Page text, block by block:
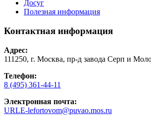
Досуг
Полезная информация
Контактная информация
Адрес:
111250, г. Москва, пр-д завода Серп и
Телефон:
8 (495) 361-44-11
Электронная почта:
URLE-lefortovom@puvao.mos.ru